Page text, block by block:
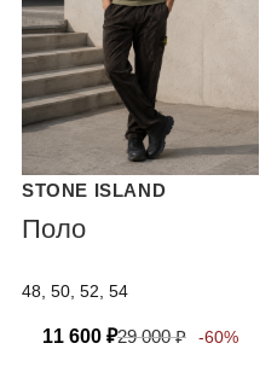
STONE ISLAND
Поло
48, 50, 52, 54
11 600 ₽29 000₽ -60%